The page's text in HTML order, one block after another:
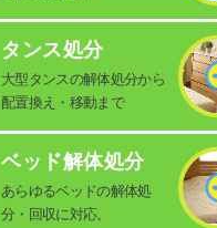
タンス処分
大型タンスの解体処分から
配置換え・移動まで
ベッド解体処分
あらゆるベッドの解体処
分・回収に対応。